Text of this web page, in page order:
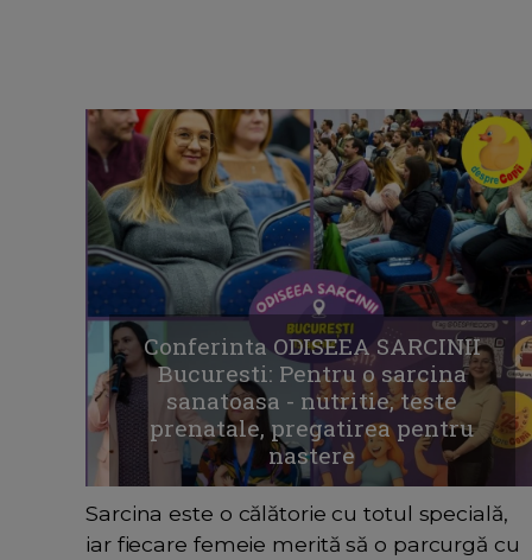
Conferinta ODISEEA SARCINII
Bucuresti: Pentru o sarcina
sanatoasa - nutritie, teste
prenatale, pregatirea pentru
nastere
Sarcina este o călătorie cu totul specială,
iar fiecare femeie merită să o parcurgă cu